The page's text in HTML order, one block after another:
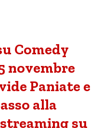
Comedy
novembre
Paniate e
alla
su